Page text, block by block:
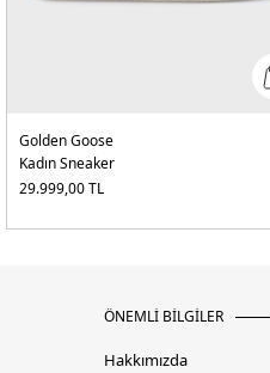
Golden Goose
Kadın Sneaker
29.999,00TL
ÖNEMLİ BİLGİLER
Hakkımızda